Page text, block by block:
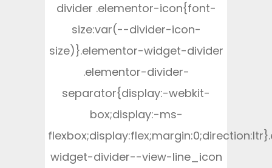
divider .elementor-icon{font-
size:var(--divider-icon-
size)}.elementor-widget-divider
.elementor-divider-
separator{display:-webkit-
box;display:-ms-
widget-divider--view-line_icon